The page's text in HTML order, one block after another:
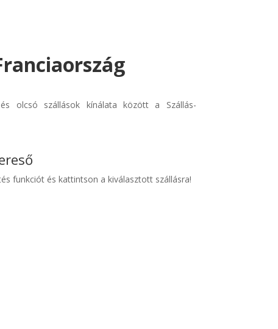
olcsó szállások kínálata között a Szállás-
funkciót és kattintson a kiválasztott szállásra!